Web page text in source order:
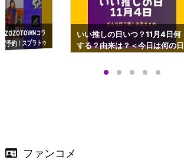
コラ
予約！スプラトゥ
ップも渋谷Hz
いい推しの日いつ？11月4日何
する？由来は？＜今日は何の日
ファンコメ